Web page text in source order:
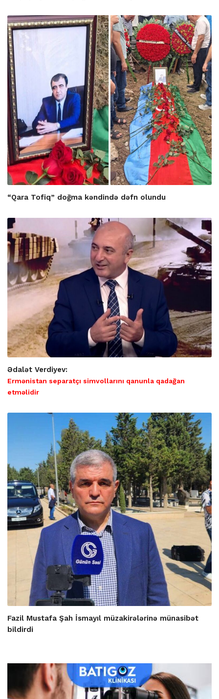
“Qara Tofiq” doğma kəndində dəfn olundu
Ədalət Verdiyev:
Ermənistan separatçı simvollarını qanunla qadağan
etməlidir
Fazil Mustafa Şah İsmayıl müzakirələrinə münasibət
bildirdi